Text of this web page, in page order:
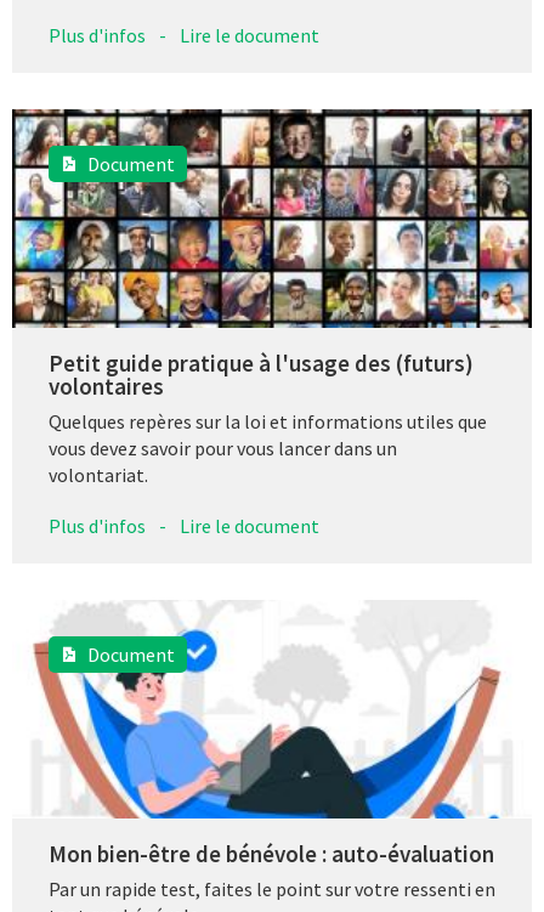
Plus d'infos - Lire le document
Document
Petit guide pratique à l'usage des (futurs)
volontaires
Quelques repères sur la loi et informations utiles que
vous devez savoir pour vous lancer dans un
volontariat.
Plus d'infos - Lire le document
Document
Mon bien-être de bénévole : auto-évaluation
Par un rapide test, faites le point sur votre ressenti en